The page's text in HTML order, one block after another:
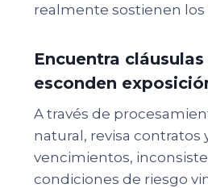
realmente sostienen los
Encuentra
esconden
A través de
natural, revisa contratos
vencimientos,
condiciones de riesgo